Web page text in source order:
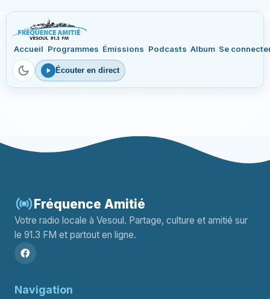
Accueil Programmes Émissions Podcasts Album Se
Écouter en direct
Fréquence Amitié
Votre radio locale à Vesoul. Partage, culture et amitié sur
le 91.3 FM et partout en ligne.
Navigation